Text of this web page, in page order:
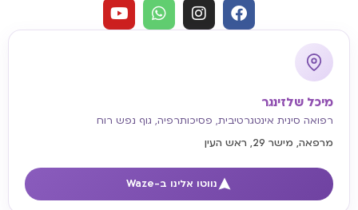
מיכל שלזינגר
רפואה סינית אינטגרטיבית, פסיכותרפיה, גוף נפש רוח
מרפאה, מישר 29, ראש העין
נווטו אלינו ב-Waze